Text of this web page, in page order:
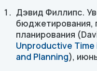
Дэвид Филлипс.
бюджетирования,
планирования
Unproductive
and Planning),